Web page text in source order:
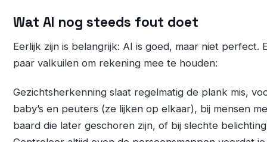
Wat AI nog steeds fout doet
Eerlijk zijn is belangrijk: AI is goed, maar niet perfect.
paar valkuilen om rekening mee te houden:
Gezichtsherkenning slaat regelmatig de plank mis,
baby’s en peuters (ze lijken op elkaar), bij mensen
baard die later geschoren zijn, of bij slechte